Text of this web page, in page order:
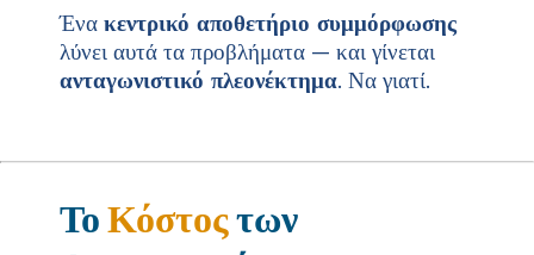
Ένα κεντρικό αποθετήριο συμμόρφωσης
λύνει αυτά τα προβλήματα — και γίνεται
ανταγωνιστικό πλεονέκτημα. Να γιατί.
ΤοΚόστοςτων